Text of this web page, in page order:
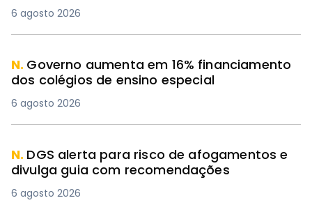
6 agosto 2026
N. Governo aumenta em 16% financiamento
dos colégios de ensino especial
6 agosto 2026
N. DGS alerta para risco de afogamentos e
divulga guia com recomendações
6 agosto 2026